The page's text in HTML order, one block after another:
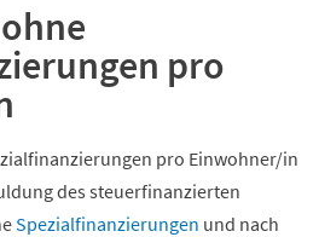
pro
pro Einwohner/in
des steuerfinanzierten
Spezialfinanzierungen und nach